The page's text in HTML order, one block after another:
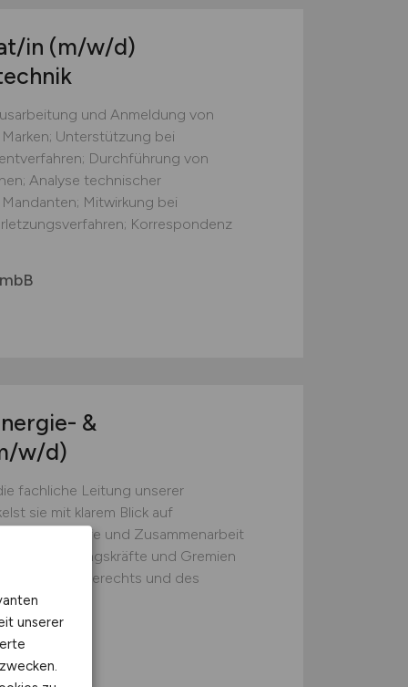
in (m/w/d)
und Anmeldung von
Unterstützung bei
Durchführung von
Analyse technischer
Mitwirkung bei
Korrespondenz
&
w/d)
fachliche Leitung unserer
sie mit klarem Blick auf
und Zusammenarbeit
Führungskräfte und Gremien
des Energierechts und des
unserer